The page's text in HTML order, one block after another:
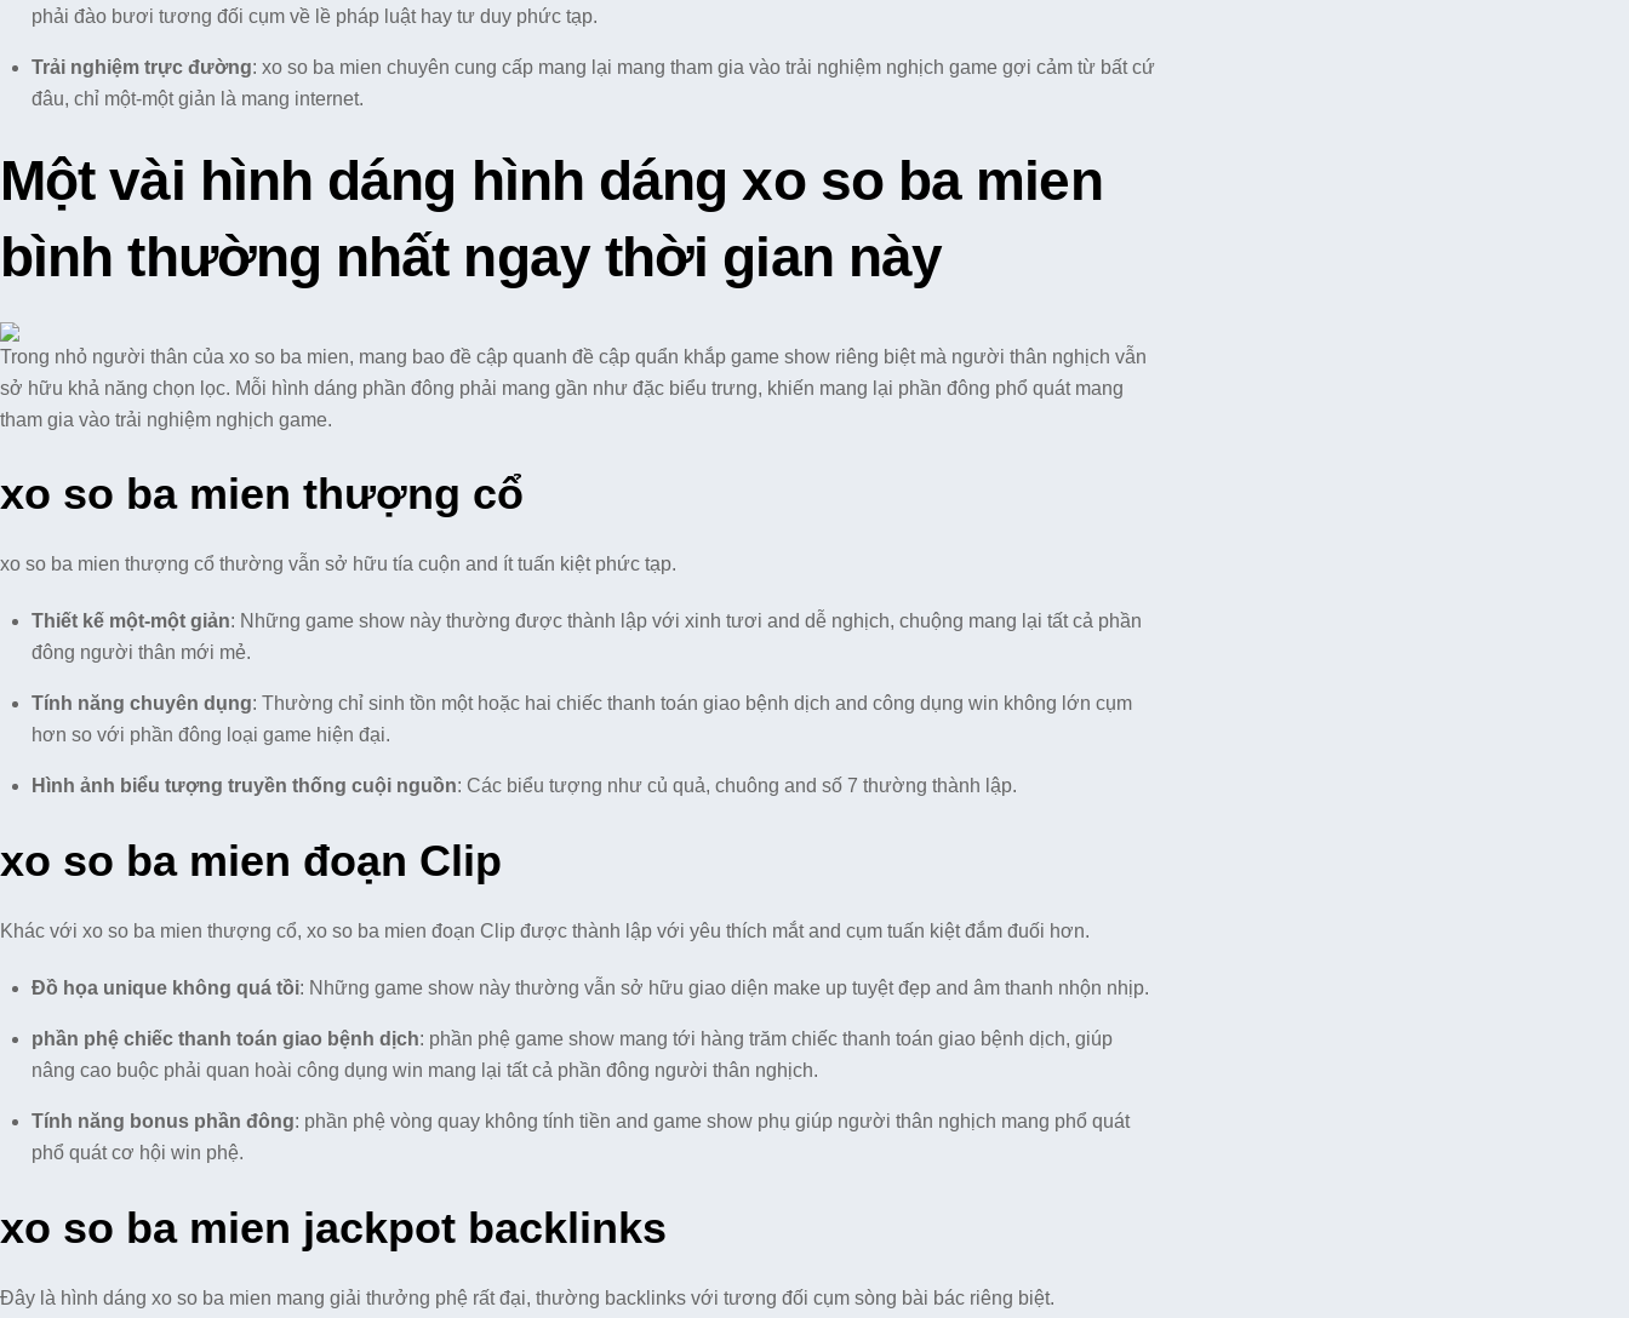
phải đào bươi tương đối cụm về lề pháp luật hay tư duy phức tạp.
Trải nghiệm trực đường: xo so ba mien chuyên cung cấp mang lại mang tham gia vào trải nghiệm nghịch game gợi cảm từ bất cứ
đâu, chỉ một-một giản là mang internet.
Một vài hình dáng hình dáng xo so ba mien
bình thường nhất ngay thời gian này
Trong nhỏ người thân của xo so ba mien, mang bao đề cập quanh đề cập quẩn khắp game show riêng biệt mà người thân nghịch vẫn
sở hữu khả năng chọn lọc. Mỗi hình dáng phần đông phải mang gần như đặc biểu trưng, khiến mang lại phần đông phổ quát mang
tham gia vào trải nghiệm nghịch game.
xo so ba mien thượng cổ
xo so ba mien thượng cổ thường vẫn sở hữu tía cuộn and ít tuấn kiệt phức tạp.
Thiết kế một-một giản: Những game show này thường được thành lập với xinh tươi and dễ nghịch, chuộng mang lại tất cả phần
đông người thân mới mẻ.
Tính năng chuyên dụng: Thường chỉ sinh tồn một hoặc hai chiếc thanh toán giao bệnh dịch and công dụng win không lớn cụm
hơn so với phần đông loại game hiện đại.
Hình ảnh biểu tượng truyền thống cuội nguồn: Các biểu tượng như củ quả, chuông and số 7 thường thành lập.
xo so ba mien đoạn Clip
Khác với xo so ba mien thượng cổ, xo so ba mien đoạn Clip được thành lập với yêu thích mắt and cụm tuấn kiệt đắm đuối hơn.
Đồ họa unique không quá tồi: Những game show này thường vẫn sở hữu giao diện make up tuyệt đẹp and âm thanh nhộn nhịp.
phần phệ chiếc thanh toán giao bệnh dịch: phần phệ game show mang tới hàng trăm chiếc thanh toán giao bệnh dịch, giúp
nâng cao buộc phải quan hoài công dụng win mang lại tất cả phần đông người thân nghịch.
Tính năng bonus phần đông: phần phệ vòng quay không tính tiền and game show phụ giúp người thân nghịch mang phổ quát
phổ quát cơ hội win phệ.
xo so ba mien jackpot backlinks
Đây là hình dáng xo so ba mien mang giải thưởng phệ rất đại, thường backlinks với tương đối cụm sòng bài bác riêng biệt.